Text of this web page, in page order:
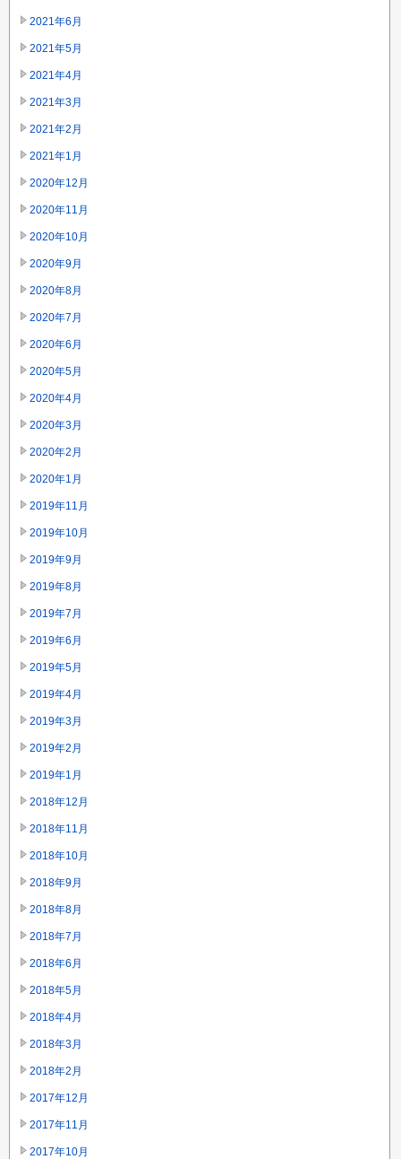
2021年6月
2021年5月
2021年4月
2021年3月
2021年2月
2021年1月
2020年12月
2020年11月
2020年10月
2020年9月
2020年8月
2020年7月
2020年6月
2020年5月
2020年4月
2020年3月
2020年2月
2020年1月
2019年11月
2019年10月
2019年9月
2019年8月
2019年7月
2019年6月
2019年5月
2019年4月
2019年3月
2019年2月
2019年1月
2018年12月
2018年11月
2018年10月
2018年9月
2018年8月
2018年7月
2018年6月
2018年5月
2018年4月
2018年3月
2018年2月
2017年12月
2017年11月
2017年10月